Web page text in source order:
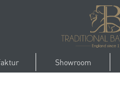
Showroom